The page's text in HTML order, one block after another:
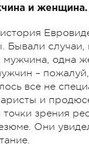
и женщина.
Бывали случаи,
одна
–
все не
и
зрения
Они